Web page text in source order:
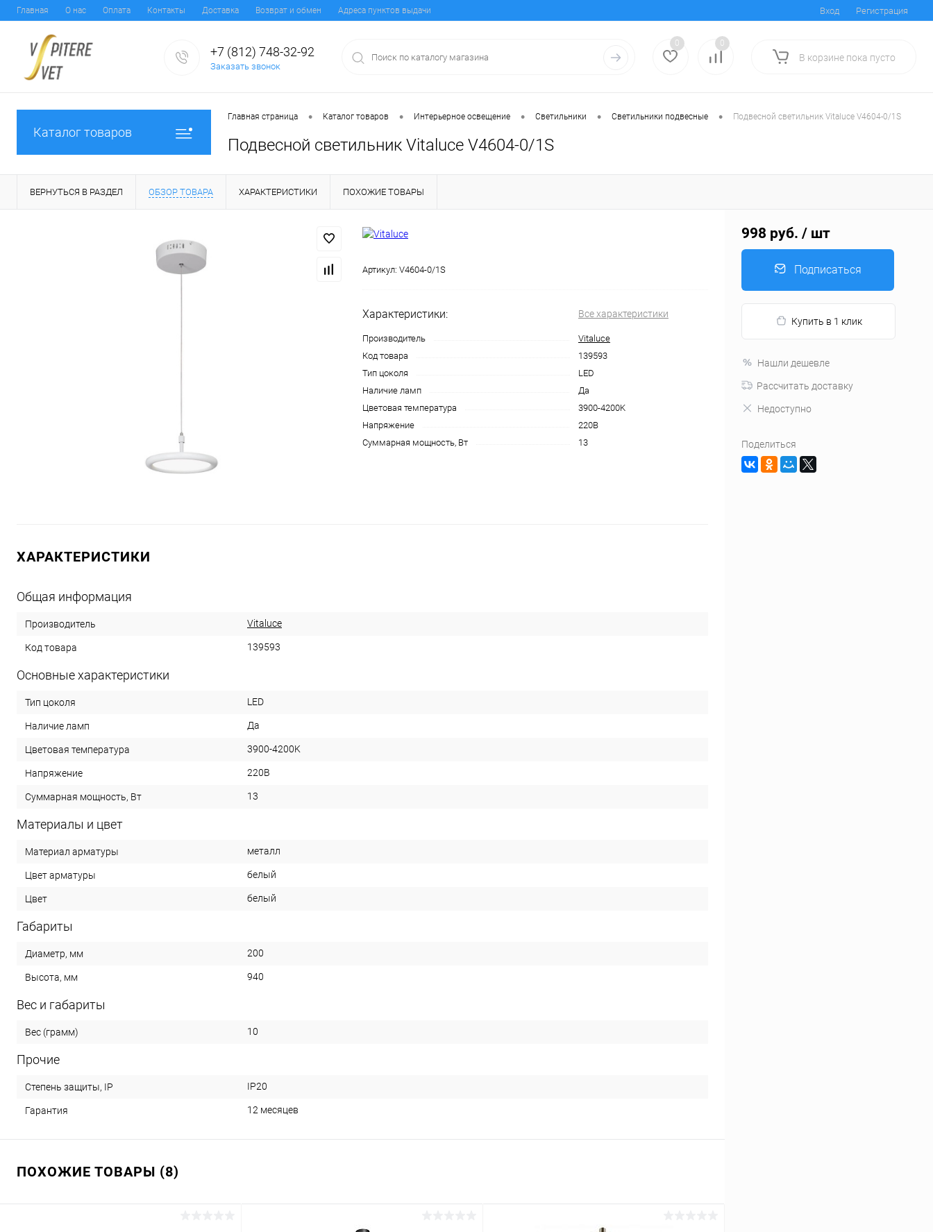
Главная О нас Оплата Контакты Доставка Возврат и обмен Адреса пунктов выдачи Вход Регистрация
+7 (812) 748-32-92
Заказать звонок
0 0
В корзине пока пусто
Каталог товаров
Главная страница • Каталог товаров • Интерьерное освещение • Светильники • Светильники подвесные • Подвесной светильник Vitaluce V4604-0/1S
Подвесной светильник Vitaluce V4604-0/1S
ВЕРНУТЬСЯ В РАЗДЕЛ ОБЗОР ТОВАРА ХАРАКТЕРИСТИКИ ПОХОЖИЕ ТОВАРЫ
Артикул: V4604-0/1S
Характеристики: Все характеристики
Производитель
Vitaluce
Код товара
139593
Тип цоколя
LED
Наличие ламп
Да
Цветовая температура
3900-4200K
Напряжение
220В
Суммарная мощность, Вт
13
ХАРАКТЕРИСТИКИ
Общая информация
Производитель Vitaluce
Код товара 139593
Основные характеристики
Тип цоколя LED
Наличие ламп Да
Цветовая температура 3900-4200K
Напряжение 220В
Суммарная мощность, Вт 13
Материалы и цвет
Материал арматуры металл
Цвет арматуры белый
Цвет белый
Габариты
Диаметр, мм 200
Высота, мм 940
Вес и габариты
Вес (грамм) 10
Прочие
Степень защиты, IP IP20
Гарантия 12 месяцев
ПОХОЖИЕ ТОВАРЫ (8)
998 руб. / шт
Подписаться
Купить в 1 клик
Нашли дешевле
Рассчитать доставку
Недоступно
Поделиться